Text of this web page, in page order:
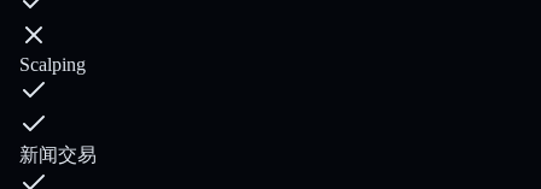
Scalping
新闻交易